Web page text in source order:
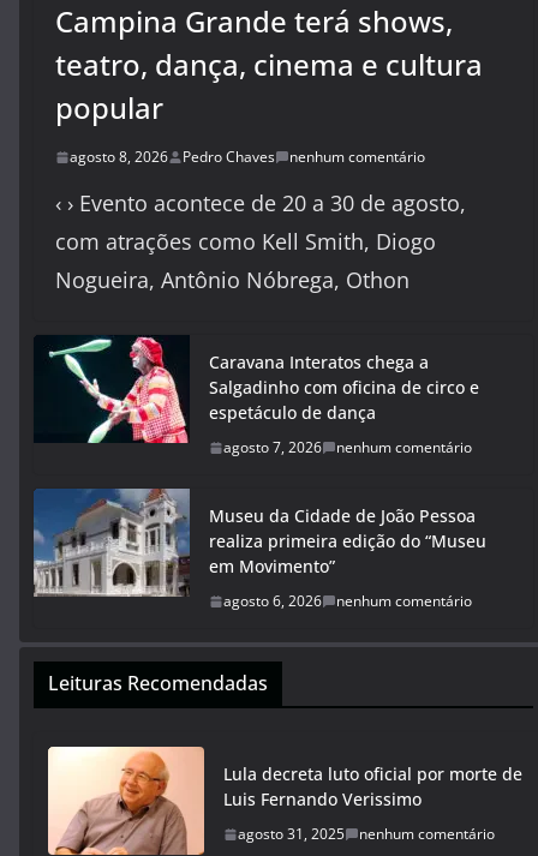
Campina Grande terá shows,
teatro, dança, cinema e cultura
popular
agosto 8, 2026 Pedro Chaves nenhum comentário
‹ › Evento acontece de 20 a 30 de agosto,
com atrações como Kell Smith, Diogo
Nogueira, Antônio Nóbrega, Othon
Caravana Interatos chega a
Salgadinho com oficina de circo e
espetáculo de dança
agosto 7, 2026 nenhum comentário
Museu da Cidade de João Pessoa
realiza primeira edição do “Museu
em Movimento”
agosto 6, 2026 nenhum comentário
Leituras Recomendadas
Lula decreta luto oficial por morte de
Luis Fernando Verissimo
agosto 31, 2025 nenhum comentário